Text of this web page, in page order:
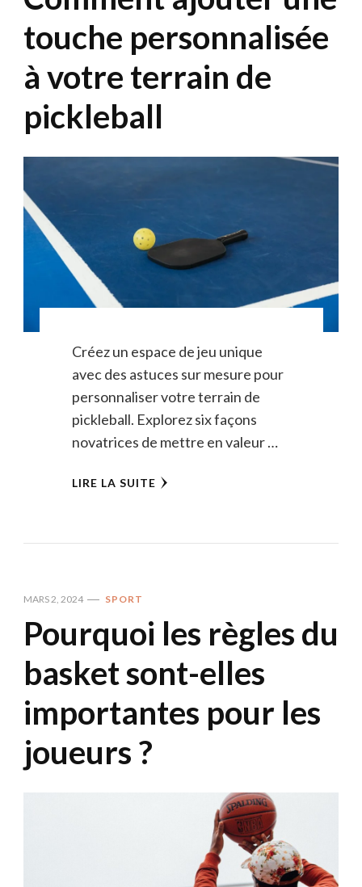
touche personnalisée
à votre terrain de
pickleball
Créez un espace de jeu unique
avec des astuces sur mesure pour
personnaliser votre terrain de
pickleball. Explorez six façons
novatrices de mettre en valeur …
LIRE LA SUITE
MARS 2, 2024 SPORT
Pourquoi les règles du
basket sont-elles
importantes pour les
joueurs ?